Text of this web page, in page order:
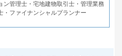
ン管理士・宅地建物取引士・管理業務
・ファイナンシャルプランナー